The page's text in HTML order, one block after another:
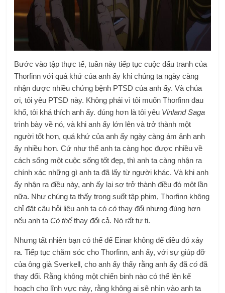
Bước vào tập thực tế, tuần này tiếp tục cuộc đấu tranh của
Thorfinn với quá khứ của anh ấy khi chúng ta ngày càng
nhận được nhiều chứng bệnh PTSD của anh ấy. Và chúa
ơi, tôi yêu PTSD này. Không phải vì tôi muốn Thorfinn đau
khổ, tôi khá thích anh ấy. đúng hơn là tôi yêu Vinland Saga
trình bày về nó, và khi anh ấy lớn lên và trở thành một
người tốt hơn, quá khứ của anh ấy ngày càng ám ảnh anh
ấy nhiều hơn. Cứ như thể anh ta càng học được nhiều về
cách sống một cuộc sống tốt đẹp, thì anh ta càng nhận ra
chính xác những gì anh ta đã lấy từ người khác. Và khi anh
ấy nhận ra điều này, anh ấy lại sợ trở thành điều đó một lần
nữa. Như chúng ta thấy trong suốt tập phim, Thorfinn không
chỉ đặt câu hỏi liệu anh ta cócó thay đổi nhưng đúng hơn
nếu anh taCó thểthay đổi cả. Nó rất tự ti.
Nhưng tất nhiên bạn có thể để Einar không để điều đó xảy
ra. Tiếp tục chăm sóc cho Thorfinn, anh ấy, với sự giúp đỡ
của ông già Sverkell, cho anh ấy thấy rằng anh ấy đãcó đã
thay đổi. Rằng không một chiến binh nào có thể lên kế
hoạch cho lĩnh vực này, rằng không ai sẽ nhìn vào anh ta